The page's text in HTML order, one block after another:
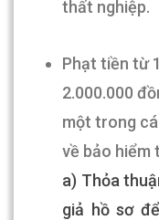
thất nghiệp.
Phạt tiền từ
2.000.000
một trong
về bảo hiểm
a) Thỏa
giả hồ sơ